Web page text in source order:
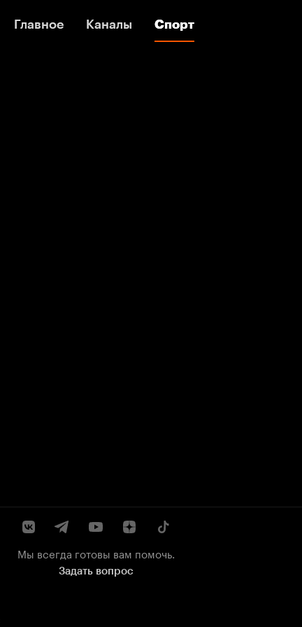
Главное Каналы Спорт
Главное Каналы Спорт
Мы всегда готовы вам помочь.
Задать вопрос